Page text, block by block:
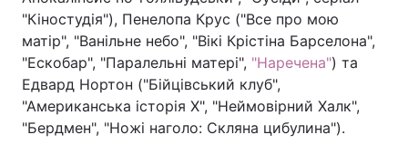
"Кіностудія"), Пенелопа Крус ("Все про мою
матір", "Ванільне небо", "Вікі Крістіна Барселона",
"Ескобар", "Паралельні матері", "Наречена") та
Едвард Нортон ("Бійцівський клуб",
"Американська історія Х", "Неймовірний Халк",
"Бердмен", "Ножі наголо: Скляна цибулина").